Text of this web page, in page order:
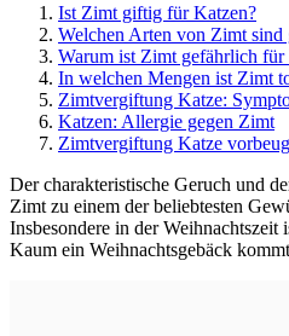
Ist Zimt giftig für Katzen?
Welchen Arten von Zimt
Warum ist Zimt gefährlich für
In welchen Mengen ist Zimt
Zimtvergiftung Katze:
Katzen: Allergie gegen Zimt
Zimtvergiftung Katze
Der charakteristische Geruch und
Zimt zu einem der beliebtesten
Insbesondere in der
Kaum ein Weihnachtsgebäck